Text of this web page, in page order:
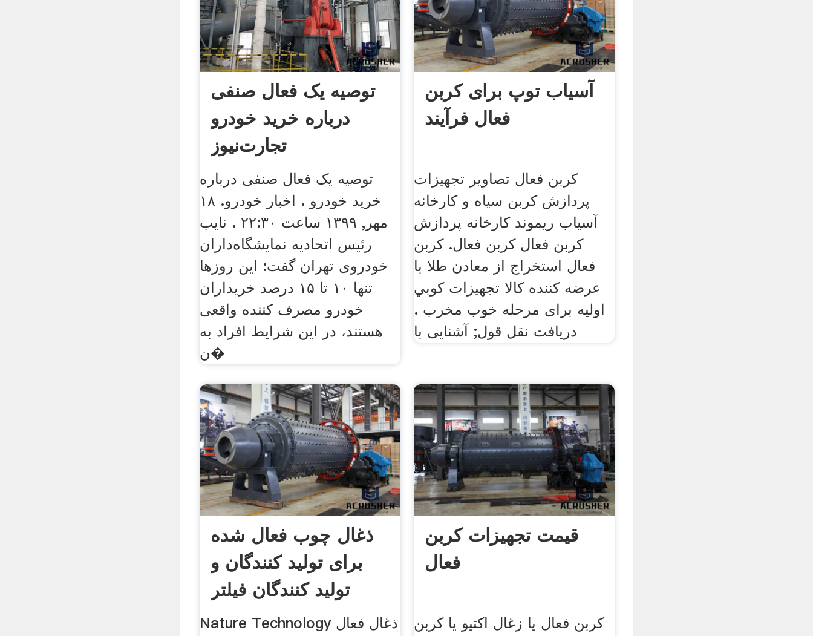
توصیه یک فعال صنفی
درباره خرید خودرو
تجارت‌نیوز
توصیه یک فعال صنفی درباره
خرید خودرو . اخبار خودرو. ۱۸
مهر, ۱۳۹۹ ساعت ۲۲:۳۰ . نایب
رئیس اتحادیه نمایشگاه‌داران
خودروی تهران گفت: این روزها
تنها ۱۰ تا ۱۵ درصد خریداران
خودرو مصرف کننده واقعی
هستند، در این شرایط افراد به
ن�
آسیاب توپ برای کربن
فعال فرآیند
کربن فعال تصاویر تجهیزات
پردازش کربن سیاه و کارخانه
آسیاب ریموند کارخانه پردازش
کربن فعال کربن فعال. کربن
فعال استخراج از معادن طلا با
عرضه کننده کالا تجهیزات كوبي
اولیه برای مرحله خوب مخرب .
دریافت نقل قول; آشنایی با
ذغال چوب فعال شده
برای تولید کنندگان و
تولید کنندگان فیلتر
Nature Technology ذغال فعال
قیمت تجهیزات کربن
فعال
کربن فعال یا زغال اکتیو یا کربن